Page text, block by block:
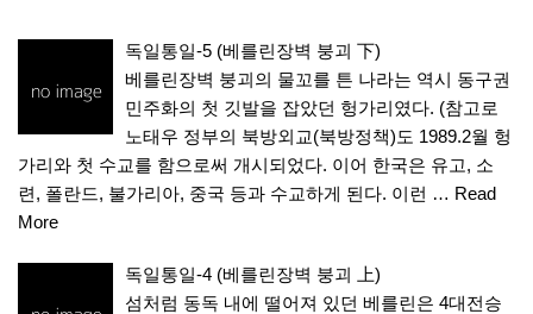
독일통일-5 (베를린장벽 붕괴 下)
베를린장벽 붕괴의 물꼬를 튼 나라는 역시 동구권
민주화의 첫 깃발을 잡았던 헝가리였다. (참고로
노태우 정부의 북방외교(북방정책)도 1989.2월 헝
가리와 첫 수교를 함으로써 개시되었다. 이어 한국은 유고, 소
련, 폴란드, 불가리아, 중국 등과 수교하게 된다. 이런 … Read
More
독일통일-4 (베를린장벽 붕괴 上)
섬처럼 동독 내에 떨어져 있던 베를린은 4대전승